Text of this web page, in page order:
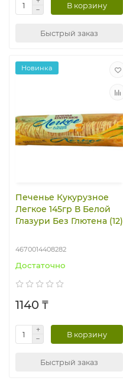
В корзину
Быстрый заказ
Новинка
Печенье Кукурузное
Легкое 145гр В Белой
Глазури Без Глютена (12)
4670014408282
Достаточно
1140 ₸
В корзину
Быстрый заказ